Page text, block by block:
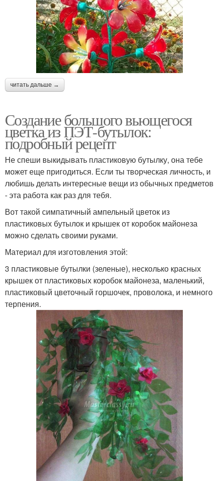
читать дальше →
Создание большого вьющегося
цветка из ПЭТ-бутылок:
подробный рецепт
Не спеши выкидывать пластиковую бутылку, она тебе
может еще пригодиться. Если ты творческая личность, и
любишь делать интересные вещи из обычных предметов
- эта работа как раз для тебя.
Вот такой симпатичный ампельный цветок из
пластиковых бутылок и крышек от коробок майонеза
можно сделать своими руками.
Материал для изготовления этой:
3 пластиковые бутылки (зеленые), несколько красных
крышек от пластиковых коробок майонеза, маленький,
пластиковый цветочный горшочек, проволока, и немного
терпения.